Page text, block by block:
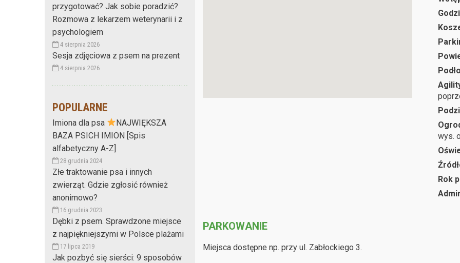
przygotować? Jak sobie poradzić?
Rozmowa z lekarzem weterynarii i z
psychologiem
4 sierpnia 2026
Sesja zdjęciowa z psem na prezent
4 sierpnia 2026
POPULARNE
Imiona dla psa
NAJWIĘKSZA
BAZA PSICH IMION [Spis
alfabetyczny A-Z]
28 grudnia 2024
Złe traktowanie psa i innych
zwierząt. Gdzie zgłosić również
anonimowo?
16 grudnia 2023
Dębki z psem. Sprawdzone miejsce
z najpiękniejszymi w Polsce plażami
17 lipca 2019
Jak pozbyć się sierści: 9 sposobów
wys.
Rok
PARKOWANIE
Miejsca dostępne np. przy ul. Zabłockiego 3.